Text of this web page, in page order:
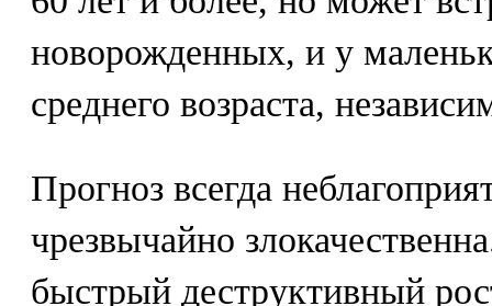
новорожденных, и у
среднего возраста,
Прогноз всегда
чрезвычайно
быстрый деструктивный